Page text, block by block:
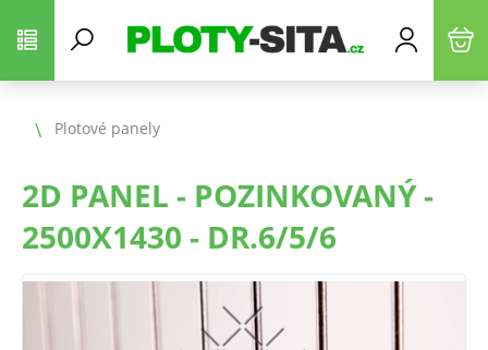
Plotové panely
2D PANEL - POZINKOVANÝ -
2500X1430 - DR.6/5/6